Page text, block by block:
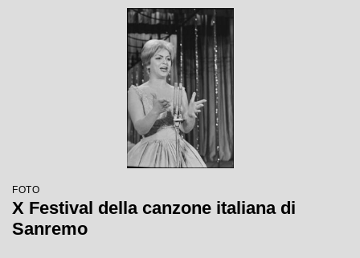
FOTO
X Festival della canzone italiana di
Sanremo